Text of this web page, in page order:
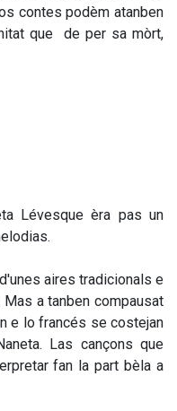
contes podèm atanben
que de per sa mòrt,
Lévesque èra pas un
aires tradicionals e
a tanben compausat
e lo francés se costejan
Las cançons que
fan la part bèla a